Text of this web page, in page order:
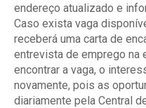
endereço atualizado e
Caso exista vaga
receberá uma carta de
entrevista de emprego na
encontrar a vaga, o
novamente, pois as
diariamente pela Central